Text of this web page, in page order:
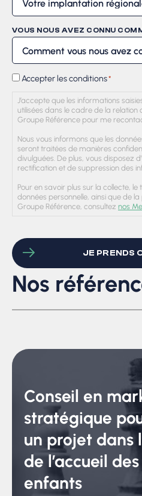
VOUS NOUS AVEZ CONNU
RGPD
Accepter les conditions*
J’accepte que les informations
utilisées dans le cadre de la
Groupe Référence pour me
Nous vous informons que les
seront traitées de manières
divulguées. De plus, vous disposez
rectification et de suppression des
Pour en savoir plus sur la collecte,
données personnelle, ainsi que de
Groupe Référence, consultez nos
Nos
Conseil en
stratégique
un projet dans
de l’accueil
enfants